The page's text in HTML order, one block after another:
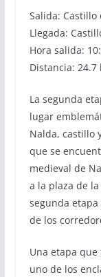
Salida: Castillo
Llegada:
Hora salida:
Distancia: 24.7
La segunda
lugar
Nalda, castillo
que se
medieval de
a la plaza de
segunda
de los
Una etapa
uno de los